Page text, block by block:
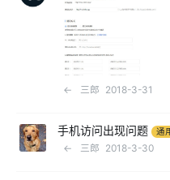
← 三郎 2018-3-31
手机访问出现问题 通
← 三郎 2018-3-30